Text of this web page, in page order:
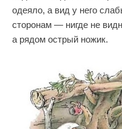
одеяло, а вид у него
сторонам — нигде не
а рядом острый ножик.